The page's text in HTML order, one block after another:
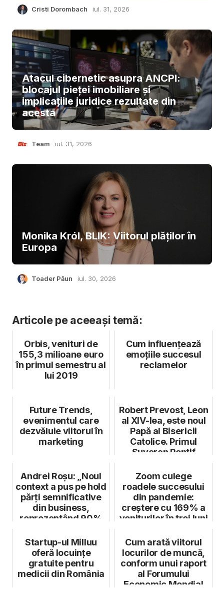
Cristi Dorombach iul. 31, 2026
Atacul cibernetic asupra ANCPI:
blocajul pieței imobiliare și
implicațiile juridice rezultate din
acesta
Team iul. 31, 2026
Monika Król, BLIK: Viitorul plăților în
Europa
Toader Păun iul. 30, 2026
Articole pe aceeași temă:
Orbis, venituri de
155,3 milioane euro
în primul semestru al
lui 2019
Cum influențează
emoțiile succesul
reclamelor
Future Trends,
evenimentul care
dezvăluie viitorul în
marketing
Robert Prevost, Leon
al XIV-lea, este noul
Papă al Bisericii
Catolice. Primul
Suveran Pontif
Andrei Roșu: „Noul
context a pus pe hold
părți semnificative
din business,
reprezentând 90%
Zoom culege
roadele succesului
din pandemie:
creștere cu 169% a
veniturilor în trei luni
Startup-ul Milluu
oferă locuințe
gratuite pentru
medicii din România
Cum arată viitorul
locurilor de muncă,
conform unui raport
al Forumului
Economic Mondial